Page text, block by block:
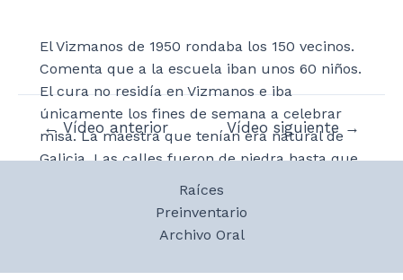
El Vizmanos de 1950 rondaba los 150 vecinos.
Comenta que a la escuela iban unos 60 niños.
El cura no residía en Vizmanos e iba
únicamente los fines de semana a celebrar
misa. La maestra que tenían era natural de
Galicia. Las calles fueron de piedra hasta que
se puso el agua corriente en las casas y
cuando nevaba tenían que salir con la pala a
abrir paso. Las casas antaño estaban más
fueron arreglando sus casas. Cuando era
Navegación
← Vídeo anterior Vídeo siguiente →
Raíces
Preinventario
Archivo Oral